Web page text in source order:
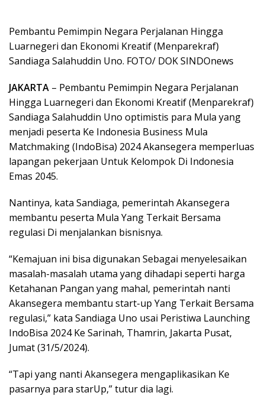
Pembantu Pemimpin Negara Perjalanan Hingga
Luarnegeri dan Ekonomi Kreatif (Menparekraf)
Sandiaga Salahuddin Uno. FOTO/ DOK SINDOnews
JAKARTA – Pembantu Pemimpin Negara Perjalanan
Hingga Luarnegeri dan Ekonomi Kreatif (Menparekraf)
Sandiaga Salahuddin Uno optimistis para Mula yang
menjadi peserta Ke Indonesia Business Mula
Matchmaking (IndoBisa) 2024 Akansegera memperluas
lapangan pekerjaan Untuk Kelompok Di Indonesia
Emas 2045.
Nantinya, kata Sandiaga, pemerintah Akansegera
membantu peserta Mula Yang Terkait Bersama
regulasi Di menjalankan bisnisnya.
“Kemajuan ini bisa digunakan Sebagai menyelesaikan
masalah-masalah utama yang dihadapi seperti harga
Ketahanan Pangan yang mahal, pemerintah nanti
Akansegera membantu start-up Yang Terkait Bersama
regulasi,” kata Sandiaga Uno usai Peristiwa Launching
IndoBisa 2024 Ke Sarinah, Thamrin, Jakarta Pusat,
Jumat (31/5/2024).
“Tapi yang nanti Akansegera mengaplikasikan Ke
pasarnya para starUp,” tutur dia lagi.